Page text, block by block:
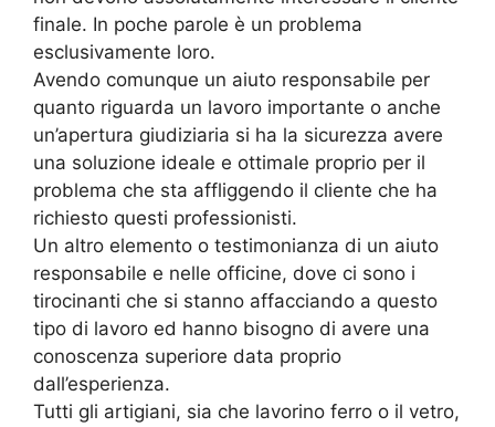
finale. In poche parole è un problema
esclusivamente loro.
Avendo comunque un aiuto responsabile per
quanto riguarda un lavoro importante o anche
un’apertura giudiziaria si ha la sicurezza avere
una soluzione ideale e ottimale proprio per il
problema che sta affliggendo il cliente che ha
richiesto questi professionisti.
Un altro elemento o testimonianza di un aiuto
responsabile e nelle officine, dove ci sono i
tirocinanti che si stanno affacciando a questo
tipo di lavoro ed hanno bisogno di avere una
conoscenza superiore data proprio
dall’esperienza.
Tutti gli artigiani, sia che lavorino ferro o il vetro,